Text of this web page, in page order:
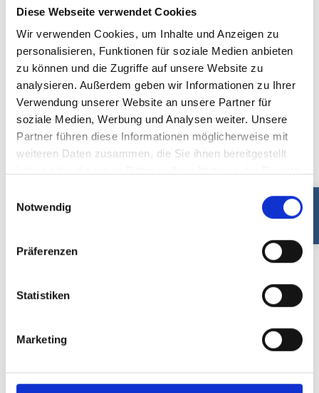
Diese Webseite verwendet Cookies
Wir verwenden Cookies, um Inhalte und Anzeigen zu
personalisieren, Funktionen für soziale Medien anbieten
zu können und die Zugriffe auf unsere Website zu
analysieren. Außerdem geben wir Informationen zu Ihrer
Verwendung unserer Website an unsere Partner für
soziale Medien, Werbung und Analysen weiter. Unsere
Partner führen diese Informationen möglicherweise mit
weiteren Daten zusammen, die Sie ihnen bereitgestellt
Notwendig
Präferenzen
Statistiken
Marketing
Lena Kattau
Stellvertretende Regionalleitung,